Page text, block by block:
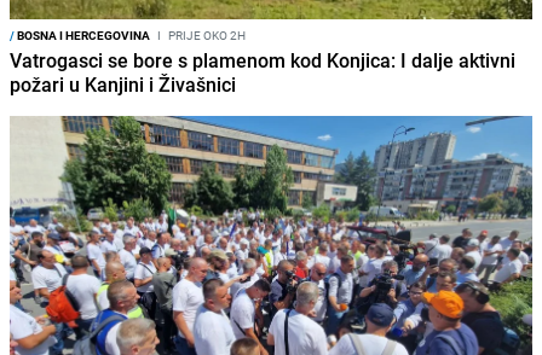
/BOSNA I HERCEGOVINA I PRIJE OKO 2H
Vatrogasci se bore s plamenom kod Konjica: I dalje aktivni
požari u Kanjini i Živašnici